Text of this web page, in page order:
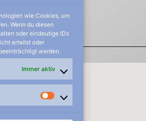
wie Cookies, um
Wenn du diesen
oder eindeutige IDs
erteilst oder
werden.
Immer aktiv